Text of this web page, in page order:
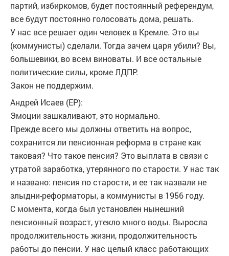
партий, избиркомов, будет постоянный референдум,
все будут постоянно голосовать дома, решать.
У нас все решает один человек в Кремле. Это вы
(коммунисты) сделали. Тогда зачем царя убили? Вы,
большевики, во всем виноваты. И все остальные
политические силы, кроме ЛДПР.
Закон не поддержим.
Андрей Исаев (ЕР):
Эмоции зашкаливают, это нормально.
Прежде всего мы должны ответить на вопрос,
сохранится ли пенсионная реформа в стране как
таковая? Что такое пенсия? Это выплата в связи с
утратой заработка, утерянного по старости. У нас так
и названо: пенсия по старости, и ее так назвали не
злыдни-реформаторы, а коммунисты в 1956 году.
С момента, когда был установлен нынешний
пенсионный возраст, утекло много воды. Выросла
продолжительность жизни, продолжительность
работы до пенсии. У нас целый класс работающих